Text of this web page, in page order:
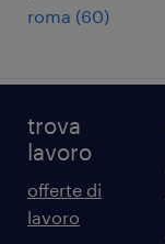
roma (60)
trova
lavoro
offerte di
lavoro